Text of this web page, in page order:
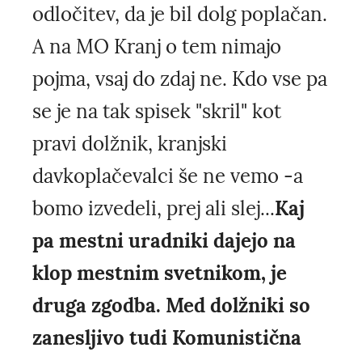
odločitev, da je bil dolg poplačan.
A na MO Kranj o tem nimajo
pojma, vsaj do zdaj ne. Kdo vse pa
se je na tak spisek "skril" kot
pravi dolžnik, kranjski
davkoplačevalci še ne vemo -a
bomo izvedeli, prej ali slej...Kaj
pa mestni uradniki dajejo na
klop mestnim svetnikom, je
druga zgodba. Med dolžniki so
zanesljivo tudi Komunistična